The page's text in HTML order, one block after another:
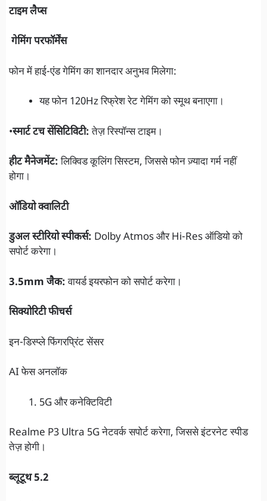
टाइम लैप्स
गेमिंग परफॉर्मेंस
फोन में हाई-एंड गेमिंग का शानदार अनुभव मिलेगा:
यह फोन 120Hz रिफ्रेश रेट गेमिंग को स्मूथ बनाएगा।
•स्मार्ट टच सेंसिटिविटी:तेज़ रिस्पॉन्स टाइम।
हीट मैनेजमेंट:लिक्विड कूलिंग सिस्टम, जिससे फोन ज़्यादा गर्म नहीं
होगा।
ऑडियो क्वालिटी
डुअल स्टीरियो स्पीकर्स: Dolby Atmos और Hi-Res ऑडियो को
सपोर्ट करेगा।
3.5mm जैक:वायर्ड इयरफोन को सपोर्ट करेगा।
सिक्योरिटी फीचर्स
इन-डिस्प्ले फिंगरप्रिंट सेंसर
AI फेस अनलॉक
5G और कनेक्टिविटी
Realme P3 Ultra 5G नेटवर्क सपोर्ट करेगा, जिससे इंटरनेट स्पीड
तेज़ होगी।
ब्लूटूथ 5.2